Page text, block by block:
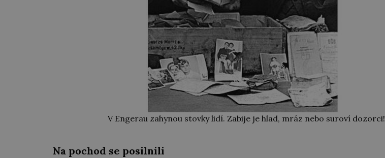
V Engerau zahynou stovky lidí. Zabije je hlad, mráz nebo suroví dozorci!
Na pochod se posilnili